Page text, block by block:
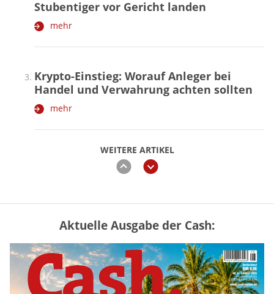
WEITERE ARTIKEL
zurückweiter
Stubentiger vor Gericht landen
mehr
Krypto-Einstieg: Worauf Anleger bei
Handel und Verwahrung achten sollten
mehr
Vermieter-Zutritt: Wann Mieter
die Wohnung öffnen müssen
mehr
Aktuelle Ausgabe der Cash: